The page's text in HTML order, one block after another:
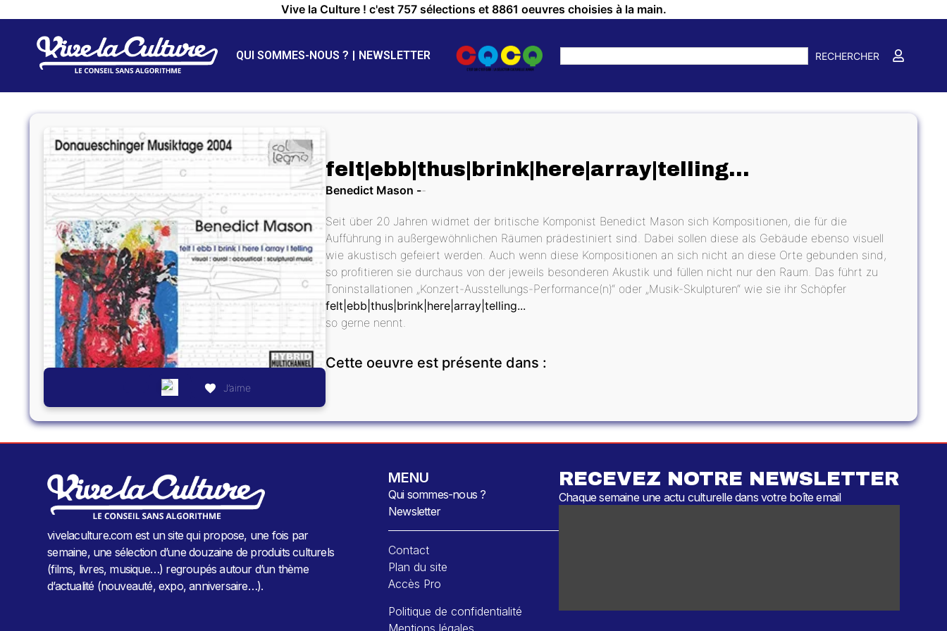
Vive la Culture ! c'est 757 sélections et 8861 oeuvres choisies à la main.
QUI SOMMES-NOUS ? NEWSLETTER RECHERCHER
J’aime
felt|ebb|thus|brink|here|array|telling…
Benedict Mason
Seit über 20 Jahren widmet der britische Komponist Benedict Mason sich Kompositionen, die für die
Aufführung in außergewöhnlichen Räumen prädestiniert sind. Dabei sollen diese als Gebäude ebenso visuell
wie akustisch gefeiert werden. Auch wenn diese Kompositionen an sich nicht an diese Orte gebunden sind,
so profitieren sie durchaus von der jeweils besonderen Akustik und füllen nicht nur den Raum. Das führt zu
Toninstallationen „Konzert-Ausstellungs-Performance(n)“ oder „Musik-Skulpturen“ wie sie ihr Schöpfer
felt|ebb|thus|brink|here|array|telling...
so gerne nennt.
Cette oeuvre est présente dans :
vivelaculture.com est un site qui propose, une fois par
semaine, une sélection d’une douzaine de produits culturels
(films, livres, musique…) regroupés autour d’un thème
d’actualité (nouveauté, expo, anniversaire…).
MENU
Qui sommes-nous ?
Newsletter
Contact
Plan du site
Accès Pro
Politique de confidentialité
Mentions légales
RECEVEZ NOTRE NEWSLETTER
Chaque semaine une actu culturelle dans votre boîte email